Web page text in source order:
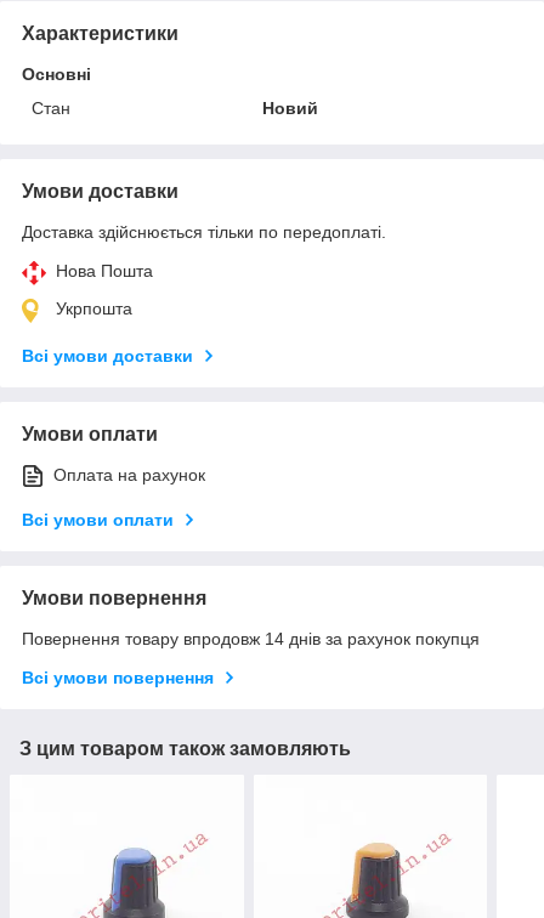
Характеристики
Основні
Стан
Новий
Умови доставки
Доставка здійснюється тільки по передоплаті.
Нова Пошта
Укрпошта
Всі умови доставки
Умови оплати
Оплата на рахунок
Всі умови оплати
Умови повернення
Повернення товару впродовж 14 днів за рахунок покупця
Всі умови повернення
З цим товаром також замовляють